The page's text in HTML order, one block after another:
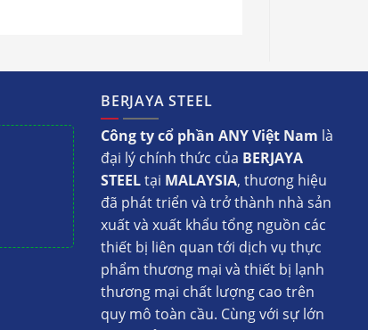
chắn và bền đẹp. Vỉ nướng
ăn.
nhiều không gian khác
bữa tiệc ngoài trời. Hoặc
sạn.
BERJAYA STEEL
Công ty cổ phần ANY Việt Nam là
đại lý chính thức của BERJAYA
STEELtại MALAYSIA, thương hiệu
đã phát triển và trở thành nhà sản
xuất và xuất khẩu tổng nguồn các
thiết bị liên quan tới dịch vụ thực
phẩm thương mại và thiết bị lạnh
thương mại chất lượng cao trên
quy mô toàn cầu. Cùng với sự lớn